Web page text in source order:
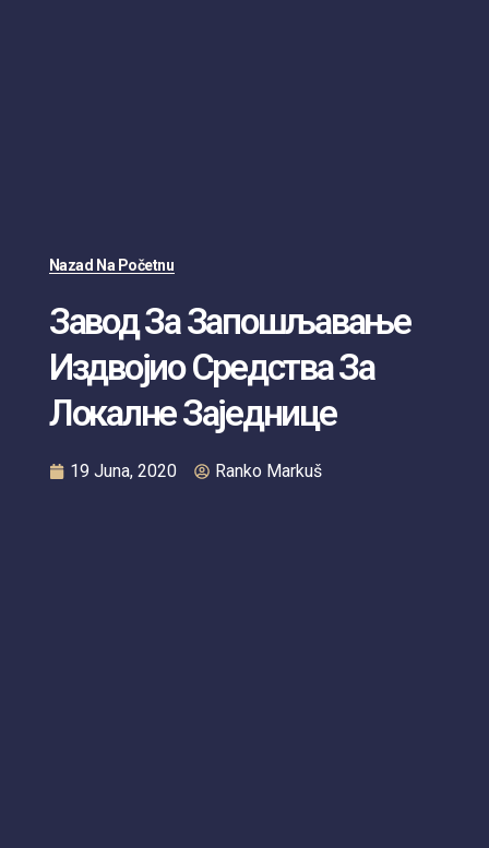
Nazad Na Početnu
Завод За Запошљавање
Издвојио Средства За
Локалне Заједнице
19 Juna, 2020 Ranko Markuš